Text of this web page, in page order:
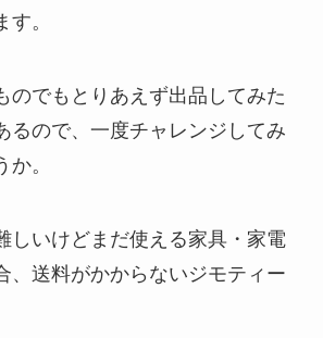
。
のでもとりあえず出品してみた
るので、一度チャレンジしてみ
。
しいけどまだ使える家具・家電
、送料がかからないジモティー